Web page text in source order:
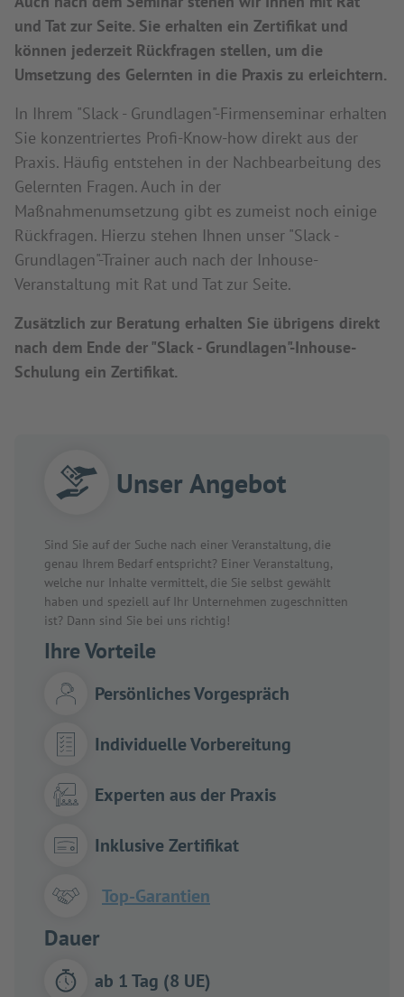
und Tat zur Seite. Sie erhalten ein Zertifikat und
können jederzeit Rückfragen stellen, um die
Umsetzung des Gelernten in die Praxis zu erleichtern.
In Ihrem "Slack - Grundlagen"-Firmenseminar erhalten
Sie konzentriertes Profi-Know-how direkt aus der
Praxis. Häufig entstehen in der Nachbearbeitung des
Gelernten Fragen. Auch in der
Maßnahmenumsetzung gibt es zumeist noch einige
Rückfragen. Hierzu stehen Ihnen unser "Slack -
Grundlagen"-Trainer auch nach der Inhouse-
Veranstaltung mit Rat und Tat zur Seite.
Zusätzlich zur Beratung erhalten Sie übrigens direkt
nach dem Ende der "Slack - Grundlagen"-Inhouse-
Schulung ein Zertifikat.
Unser Angebot
Sind Sie auf der Suche nach einer Veranstaltung, die
genau Ihrem Bedarf entspricht? Einer Veranstaltung,
welche nur Inhalte vermittelt, die Sie selbst gewählt
haben und speziell auf Ihr Unternehmen zugeschnitten
ist? Dann sind Sie bei uns richtig!
Ihre Vorteile
Persönliches Vorgespräch
Individuelle Vorbereitung
Experten aus der Praxis
Inklusive Zertifikat
Top-Garantien
Dauer
ab 1 Tag (8 UE)